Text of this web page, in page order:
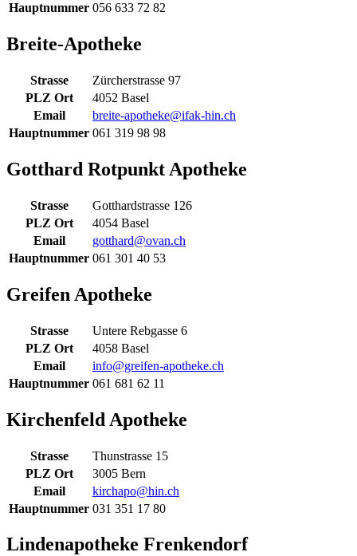
Hauptnummer 056 633 72 82
Breite-Apotheke
Strasse
Zürcherstrasse 97
PLZ Ort
4052 Basel
Email
breite-apotheke@ifak-hin.ch
Hauptnummer 061 319 98 98
Gotthard Rotpunkt Apotheke
Strasse
Gotthardstrasse 126
PLZ Ort
4054 Basel
Email
gotthard@ovan.ch
Hauptnummer 061 301 40 53
Greifen Apotheke
Strasse
Untere Rebgasse 6
PLZ Ort
4058 Basel
Email
info@greifen-apotheke.ch
Hauptnummer 061 681 62 11
Kirchenfeld Apotheke
Strasse
Thunstrasse 15
PLZ Ort
3005 Bern
Email
kirchapo@hin.ch
Hauptnummer 031 351 17 80
Lindenapotheke Frenkendorf